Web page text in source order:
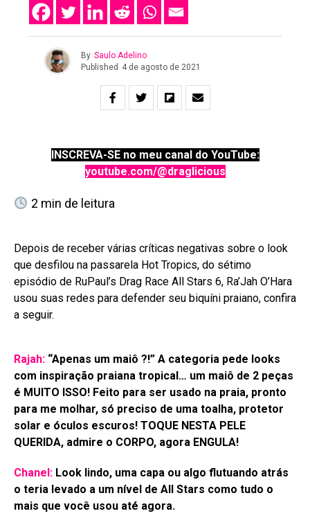
By Saulo Adelino
Published 4 de agosto de 2021
INSCREVA-SE no meu canal do YouTube:
youtube.com/@draglicious
2 min de leitura
Depois de receber várias críticas negativas sobre o look
que desfilou na passarela Hot Tropics, do sétimo
episódio de RuPaul’s Drag Race All Stars 6, Ra’Jah O’Hara
usou suas redes para defender seu biquíni praiano, confira
a seguir.
Rajah: “Apenas um maiô ?!” A categoria pede looks
com inspiração praiana tropical… um maiô de 2 peças
é MUITO ISSO! Feito para ser usado na praia, pronto
para me molhar, só preciso de uma toalha, protetor
solar e óculos escuros! TOQUE NESTA PELE
QUERIDA, admire o CORPO, agora ENGULA!
Chanel: Look lindo, uma capa ou algo flutuando atrás
o teria levado a um nível de All Stars como tudo o
mais que você usou até agora.